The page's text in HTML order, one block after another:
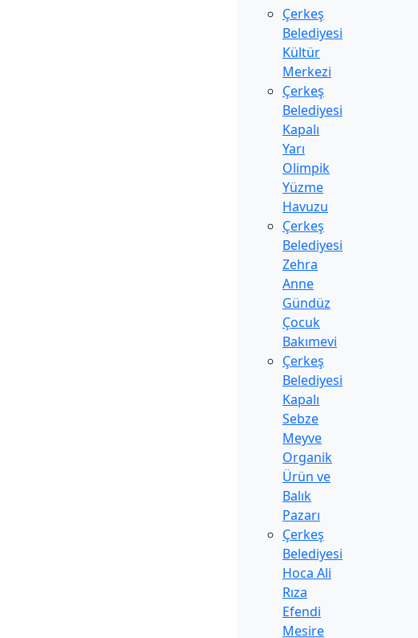
Çerkeş
Belediyesi
Kültür
Merkezi
Çerkeş
Belediyesi
Kapalı
Yarı
Olimpik
Yüzme
Havuzu
Çerkeş
Belediyesi
Zehra
Anne
Gündüz
Çocuk
Bakımevi
Çerkeş
Belediyesi
Kapalı
Sebze
Meyve
Organik
Ürün ve
Balık
Pazarı
Çerkeş
Belediyesi
Hoca Ali
Rıza
Efendi
Mesire